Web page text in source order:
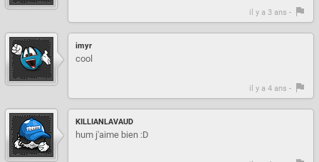
il y a 3 ans -
imyr
cool
il y a 4 ans -
KILLIANLAVAUD
hum j'aime bien :D